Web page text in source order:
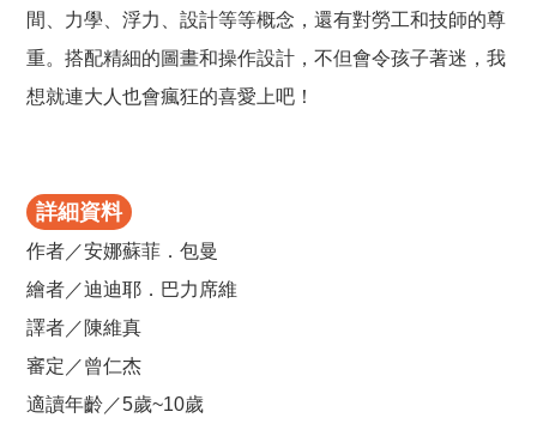
間、力學、浮力、設計等等概念，還有對勞工和技師的尊
重。搭配精細的圖畫和操作設計，不但會令孩子著迷，我
想就連大人也會瘋狂的喜愛上吧！
詳細資料
作者／安娜蘇菲．包曼
繪者／迪迪耶．巴力席維
譯者／陳維真
審定／曾仁杰
適讀年齡／5歲~10歲